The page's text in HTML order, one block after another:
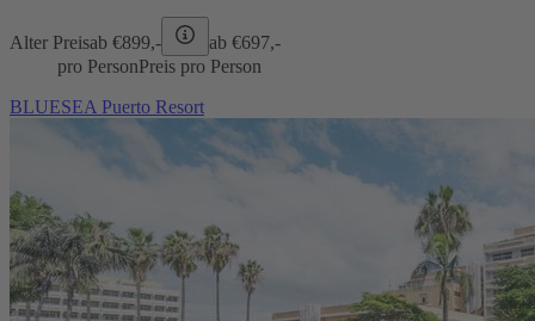
Alter Preisab €899,- ab €697,-
pro PersonPreis pro Person
BLUESEA Puerto Resort